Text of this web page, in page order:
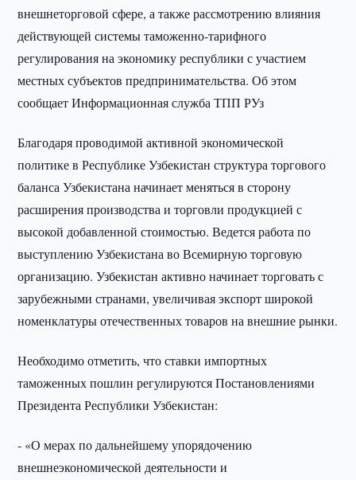
внешнеторговой сфере, а также рассмотрению влияния
действующей системы таможенно-тарифного
регулирования на экономику республики с участием
местных субъектов предпринимательства. Об этом
сообщает Информационная служба ТПП РУз
Благодаря проводимой активной экономической
политике в Республике Узбекистан структура торгового
баланса Узбекистана начинает меняться в сторону
расширения производства и торговли продукцией с
высокой добавленной стоимостью. Ведется работа по
выступлению Узбекистана во Всемирную торговую
организацию. Узбекистан активно начинает торговать с
зарубежными странами, увеличивая экспорт широкой
номенклатуры отечественных товаров на внешние рынки.
Необходимо отметить, что ставки импортных
таможенных пошлин регулируются Постановлениями
Президента Республики Узбекистан:
- «О мерах по дальнейшему упорядочению
внешнеэкономической деятельности и